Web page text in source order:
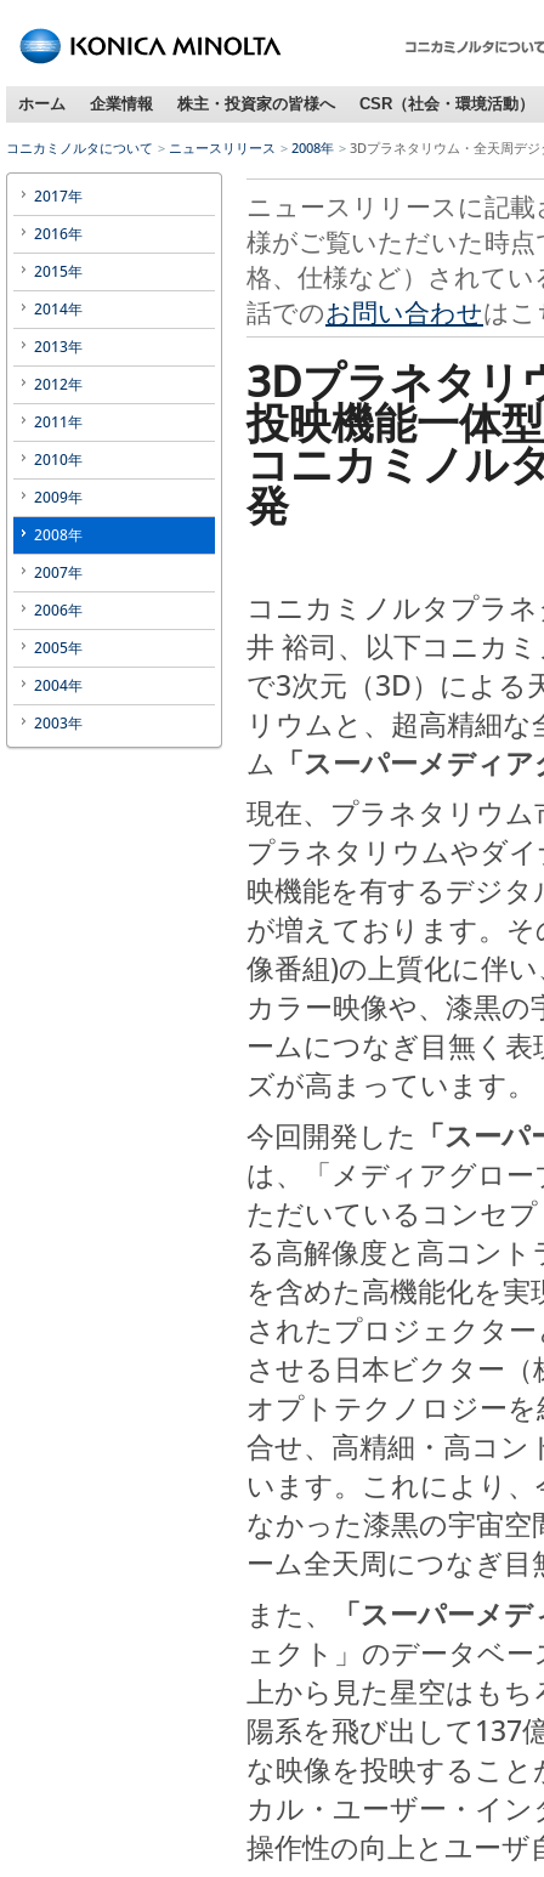
ホーム 企業情報 株主・投資家の皆様へ CSR（社会・環境活動）
コニカミノルタについて ニュースリリース 2008年 3Dプラネタリウム・全天周デ
ニュースリリースに記
様がご覧いただいた時
格、仕様など）されて
話でのお問い合わせは
3Dプラネタリ
投映機能一体
コニカミノル
発
コニカミノルタプラ
井 裕司、以下コニカ
で3次元（3D）による
リウムと、超高精細
ム 「スーパーメディ
現在、プラネタリウ
プラネタリウムやダ
映機能を有するデジ
が増えております。
像番組)の上質化に伴
カラー映像や、漆黒
ームにつなぎ目無く
ズが高まっています。
今回開発した 「スー
は、「メディアグロ
ただいているコンセ
る高解像度と高コン
を含めた高機能化を
されたプロジェクタ
させる日本ビクター
オプトテクノロジー
合せ、高精細・高コ
います。これにより
なかった漆黒の宇宙
ーム全天周につなぎ
また、
「スーパーメ
ェクト」のデータベ
上から見た星空はも
陽系を飛び出して137
な映像を投映するこ
カル・ユーザー・イ
操作性の向上とユー
2017年
2016年
2015年
2014年
2013年
2012年
2011年
2010年
2009年
2008年
2007年
2006年
2005年
2004年
2003年